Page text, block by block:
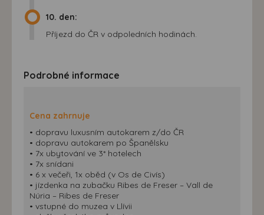
10. den:
Příjezd do ČR v odpoledních hodinách.
Podrobné informace
Cena zahrnuje
• dopravu luxusním autokarem z/do ČR
• dopravu autokarem po Španělsku
• 7x ubytování ve 3* hotelech
• 7x snídani
• 6 x večeři, 1x oběd (v Os de Civís)
• jízdenka na zubačku Ribes de Freser – Vall de
Núria – Ribes de Freser
• vstupné do muzea v Llívii